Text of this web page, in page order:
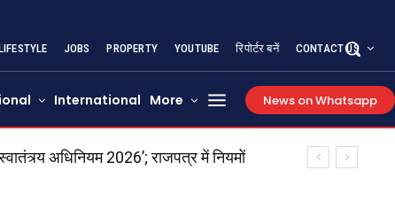
JOBS PROPERTY YOUTUBE रिपोर्टर बनें CONTACT US
International More News on Whatsapp
अधिनियम 2026’; राजपत्र में नियमों